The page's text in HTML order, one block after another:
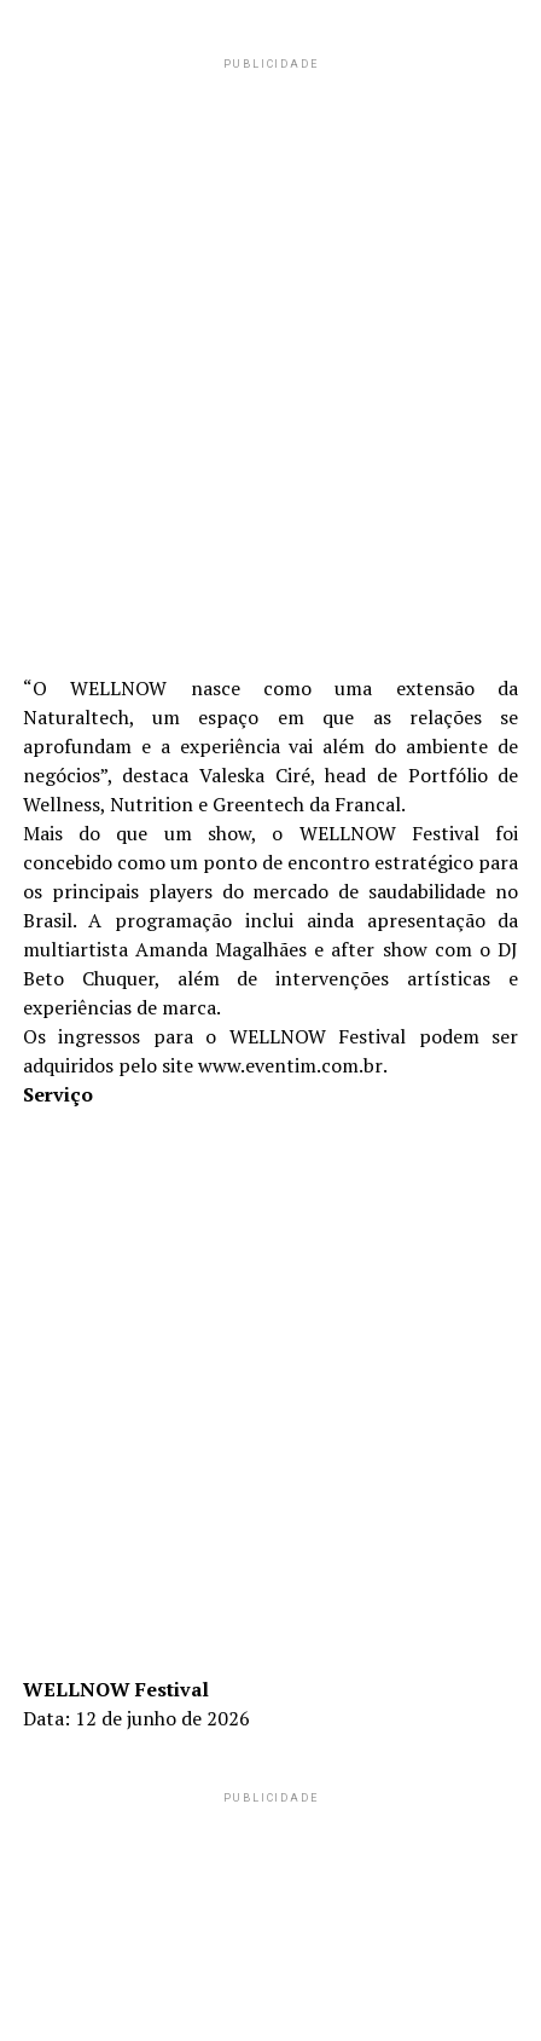
PUBLICIDADE
“O WELLNOW nasce como uma extensão da
Naturaltech, um espaço em que as relações se
aprofundam e a experiência vai além do ambiente de
negócios”, destaca Valeska Ciré, head de Portfólio de
Wellness, Nutrition e Greentech da Francal.
Mais do que um show, o WELLNOW Festival foi
concebido como um ponto de encontro estratégico para
os principais players do mercado de saudabilidade no
Brasil. A programação inclui ainda apresentação da
multiartista Amanda Magalhães e after show com o DJ
Beto Chuquer, além de intervenções artísticas e
experiências de marca.
Os ingressos para o WELLNOW Festival podem ser
adquiridos pelo sitewww.eventim.com.br.
Serviço
WELLNOW Festival
Data: 12 de junho de 2026
PUBLICIDADE